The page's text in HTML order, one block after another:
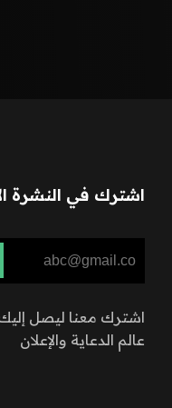
اشترك في النشرة
اشترك معنا ليصل
عالم الدعاية والإعلان